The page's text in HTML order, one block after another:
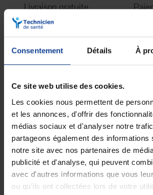
Consentement Détails À
Ce site web utilise des cookies.
Les cookies nous permettent de
et les annonces, d'offrir des
médias sociaux et d'analyser notre
partageons également des informations
notre site avec nos partenaires de
publicité et d'analyse, qui peuvent
avec d'autres informations que vous
ou qu'ils ont collectées lors de votre
Livraison gratuite
En magasin Technicien de santé
En France à domicile à partir de 99€
Paiement
carte
soignée et discrète
Le
Description
Conçu avec une sélection attentive des matériaux.
La chambre de reflux confirme visuellement que le
correctement inséré dans la veine.
L’extrémité pointue de l’aiguille minimise les